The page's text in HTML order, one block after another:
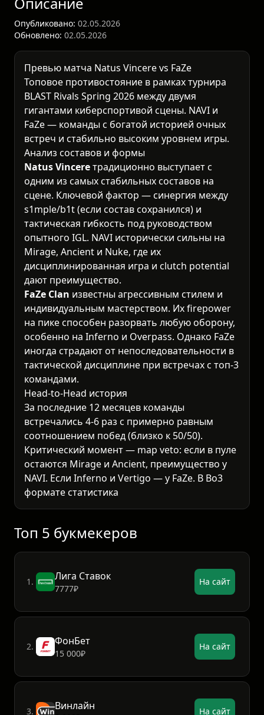
Опубликовано: 02.05.2026
Обновлено: 02.05.2026
Превью матча Natus Vincere vs FaZe
Топовое противостояние в рамках турнира
BLAST Rivals Spring 2026 между двумя
гигантами киберспортивой сцены. NAVI и
FaZe — команды с богатой историей очных
встреч и стабильно высоким уровнем игры.
Анализ составов и формы
Natus Vincereтрадиционно выступает с
одним из самых стабильных составов на
сцене. Ключевой фактор — синергия между
s1mple/b1t (если состав сохранился) и
тактическая гибкость под руководством
опытного IGL. NAVI исторически сильны на
Mirage, Ancient и Nuke, где их
дисциплинированная игра и clutch potential
дают преимущество.
FaZe Clan известны агрессивным стилем и
индивидуальным мастерством. Их firepower
на пике способен разорвать любую оборону,
особенно на Inferno и Overpass. Однако FaZe
иногда страдают от непоследовательности в
тактической дисциплине при встречах с топ-3
командами.
Head-to-Head история
За последние 12 месяцев команды
встречались 4-6 раз с примерно равным
соотношением побед (близко к 50/50).
Критический момент — map veto: если в пуле
остаются Mirage и Ancient, преимущество у
NAVI. Если Inferno и Vertigo — у FaZe. В Bo3
формате статистика показывает, что команды
обменивались победами в зависимости от
Топ 5 букмекеров
1.
7777₽
На сайт
2.
15 000₽
На сайт